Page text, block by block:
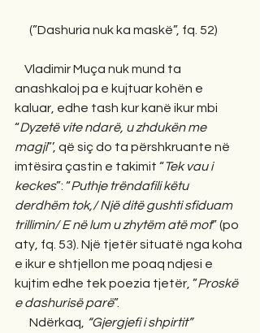
      (”Dashuria nuk ka maskë”, fq. 52)
anashkaloj pa e kujtuar kohën e
kaluar, edhe tash kur kanë ikur mbi
“Dyzetë vite ndarë, u zhdukën me
magji”’, që siç do ta përshkruante në
imtësira çastin e takimit “Tek vau i
keckes”: “Puthje trëndafili këtu
derdhëm tok,/ Një ditë gushti sfiduam
trillimin/ E në lum u zhytëm atë mot” (po
aty, fq. 53). Një tjetër situatë nga koha
e ikur e shtjellon me poaq ndjesi e
kujtim edhe tek poezia tjetër, ”Proskë
e dashurisë parë”.
      Ndërkaq,
“Gjergjefi i shpirtit”